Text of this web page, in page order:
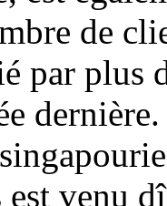
de
par plus
venu